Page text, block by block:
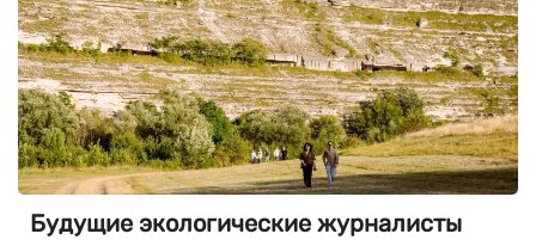
Будущие экологические журналисты